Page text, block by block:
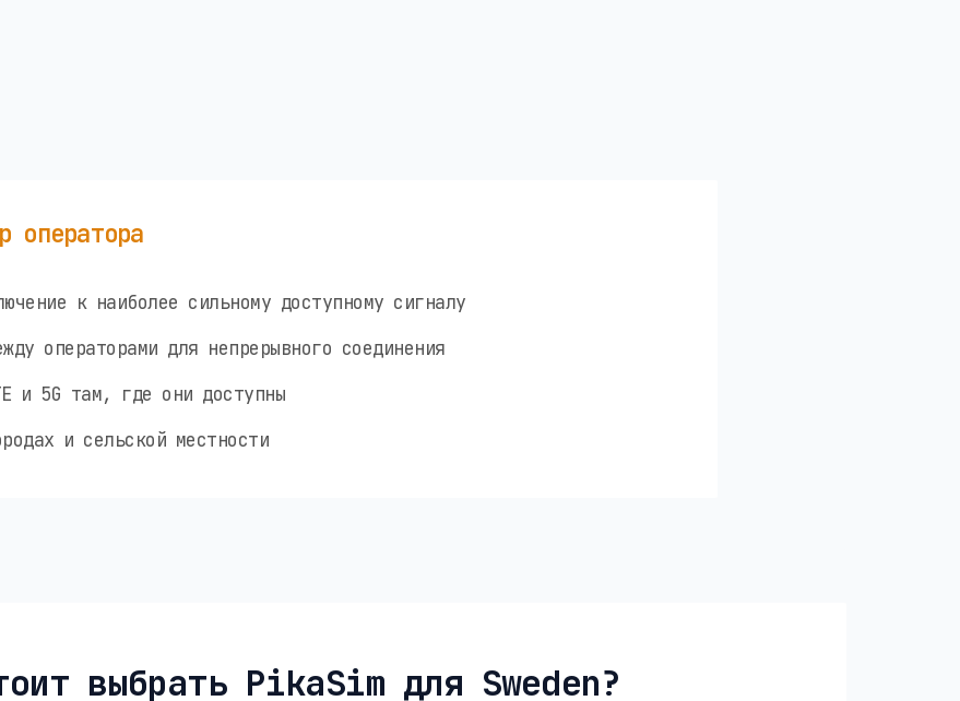
оператора
к наиболее сильному доступному сигналу
операторами для непрерывного соединения
и 5G там, где они доступны
и сельской местности
выбрать PikaSim для Sweden?